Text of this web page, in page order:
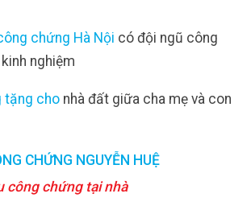
chứng Hà Nội có đội ngũ công
nghiệm
tặng cho nhà đất giữa cha mẹ và con
CHỨNG NGUYỄN HUỆ
công chứng tại nhà